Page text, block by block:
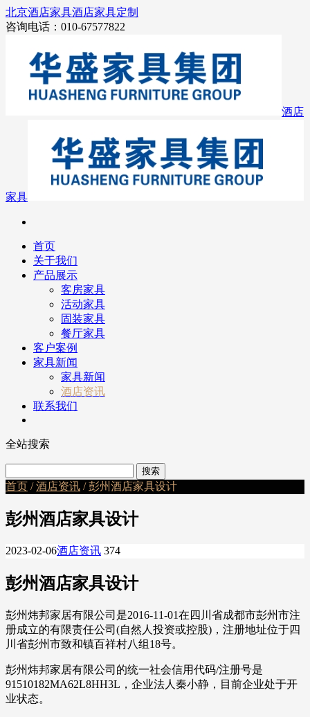
北京酒店家具酒店家具定制
咨询电话：010-67577822
酒店
家具
首页
关于我们
产品展示
客房家具
活动家具
固装家具
餐厅家具
客户案例
家具新闻
家具新闻
酒店资讯
联系我们
全站搜索
首页 /酒店资讯 / 彭州酒店家具设计
彭州酒店家具设计
2023-02-06酒店资讯 374
彭州酒店家具设计
彭州炜邦家居有限公司是2016-11-01在四川省成都市彭州市注
册成立的有限责任公司(自然人投资或控股)，注册地址位于四
川省彭州市致和镇百祥村八组18号。
彭州炜邦家居有限公司的统一社会信用代码/注册号是
91510182MA62L8HH3L，企业法人秦小静，目前企业处于开
业状态。